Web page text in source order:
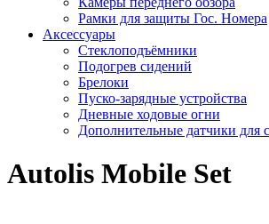
Рамки для защиты Гос. Номера
Аксессуары
Стеклоподъёмники
Подогрев сидений
Брелоки
Пуско-зарядные устройства
Дневные ходовые огни
Дополнительные датчики для
Autolis Mobile Set